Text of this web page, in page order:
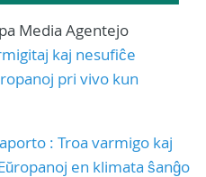
Media Agentejo
kaj nesufiĉe
pri vivo kun
: Troa varmigo kaj
en klimata ŝanĝo